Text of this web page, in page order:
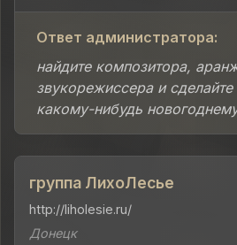
Ответ администратора:
найдите композитора,
звукорежиссера и
какому-нибудь
группа ЛихоЛесье
http://liholesie.ru/
Донецк